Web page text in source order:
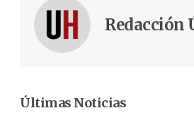
Redacción
Últimas Noticias